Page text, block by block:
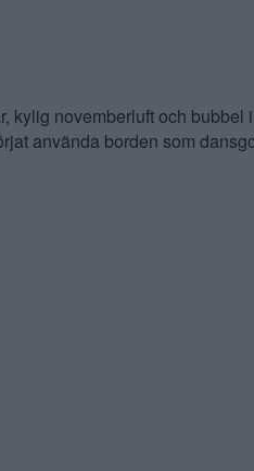
novemberluft och bubbel
använda borden som